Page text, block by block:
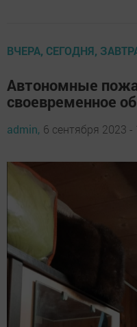
ВЧЕРА, СЕГОДНЯ,
Автономные
своевременное
admin, 6 сентября 2023 -